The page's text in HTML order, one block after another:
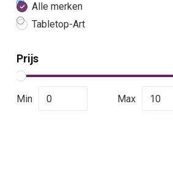
Alle merken
Tabletop-Art
Prijs
Min Max